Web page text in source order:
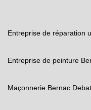
Entreprise de réparation
Entreprise de peinture
Maçonnerie Bernac Debat